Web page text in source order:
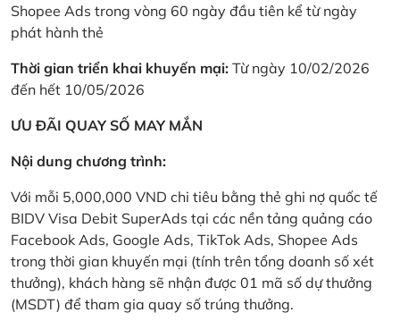
Shopee Ads trong vòng 60 ngày đầu tiên kể từ ngày
phát hành thẻ
Thời gian triển khai khuyến mại: Từ ngày 10/02/2026
đến hết 10/05/2026
ƯU ĐÃI QUAY SỐ MAY MẮN
Nội dung chương trình:
Với mỗi 5,000,000 VND chi tiêu bằng thẻ ghi nợ quốc tế
BIDV Visa Debit SuperAds tại các nền tảng quảng cáo
Facebook Ads, Google Ads, TikTok Ads, Shopee Ads
trong thời gian khuyến mại (tính trên tổng doanh số xét
thưởng), khách hàng sẽ nhận được 01 mã số dự thưởng
(MSDT) để tham gia quay số trúng thưởng.